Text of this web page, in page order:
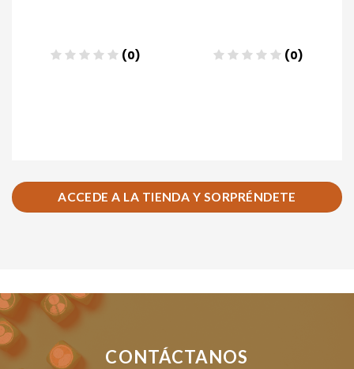
ACCEDE A LA TIENDA Y SORPRÉNDETE
CONTÁCTANOS